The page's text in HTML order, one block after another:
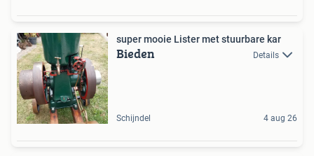
super mooie Lister met stuurbare kar
Bieden Details
Schijndel 4 aug 26